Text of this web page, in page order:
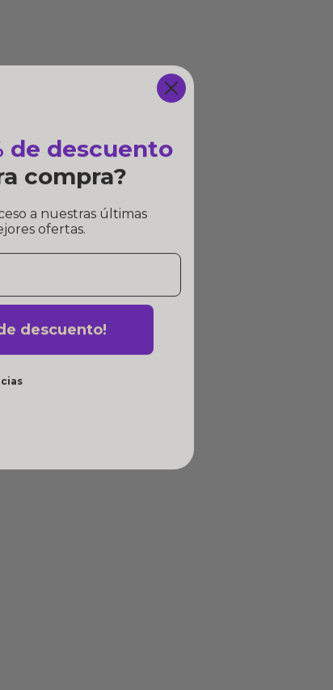
de descuento
compra?
ofertas.